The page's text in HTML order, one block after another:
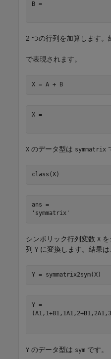
B =
2 つの行列を加算します。
で表現されます。
X = A + B
X =
X のデータ型は symmatrix
class(X)
ans =
シンボリック行列変数 X
列 Y に変換します。結果は
Y = symmatrix2sym(X)
(A1, 1+B1, 1A1, 2+B1, 2A1, 3
Y のデータ型は sym です。